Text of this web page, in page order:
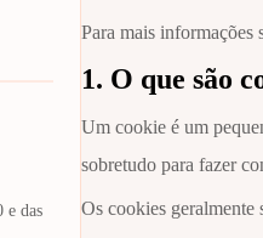
e das
Para mais informações
1. O que são
Um cookie é um
sobretudo para fazer
Os cookies geralmente